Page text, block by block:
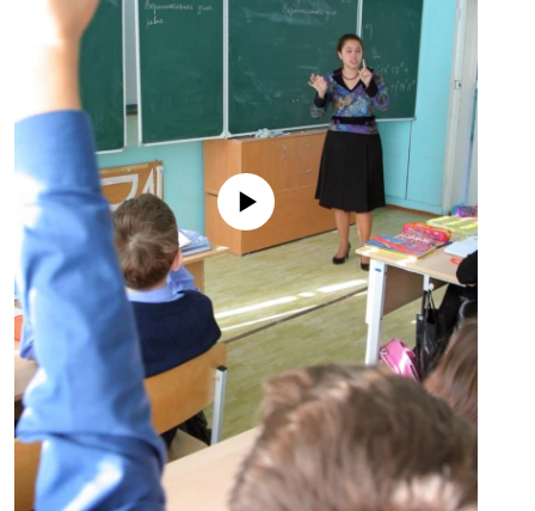
No media source currently available